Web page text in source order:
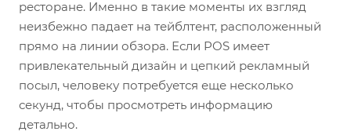
ресторане. Именно в такие моменты их взгляд
неизбежно падает на тейблтент, расположенный
прямо на линии обзора. Если POS имеет
привлекательный дизайн и цепкий рекламный
посыл, человеку потребуется еще несколько
секунд, чтобы просмотреть информацию
детально.